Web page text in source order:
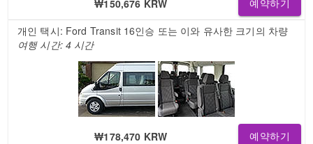
₩150,676 KRW 예약하기
개인 택시: Ford Transit 16인승 또는 이와 유사한 크기의 차량
여행 시간: 4 시간
₩178,470 KRW 예약하기